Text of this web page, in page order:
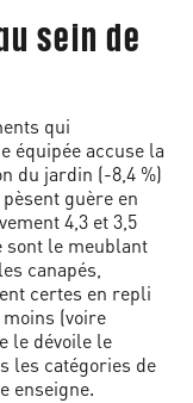
sein de
qui
équipée accuse la
du jardin (-8,4 %)
guère en
4,3 et 3,5
sont le meublant
canapés,
certes en repli
(voire
le dévoile le
les catégories de
enseigne.